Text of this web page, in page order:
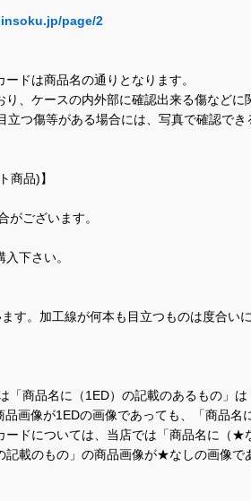
page/2
ドは商品名の通りとなります。
、ケースの内外部に確認出来る傷など
つ傷等がある場合には、写真で確認で
商品)】
ございます。
下さい。
。加工線が何本も目立つものは度合い
商品名に（1ED）の記載のあるもの」
画像が1EDの画像であっても、「商品名
ドについては、当店では「商品名に（
載のもの」の商品画像が★なしの画像で